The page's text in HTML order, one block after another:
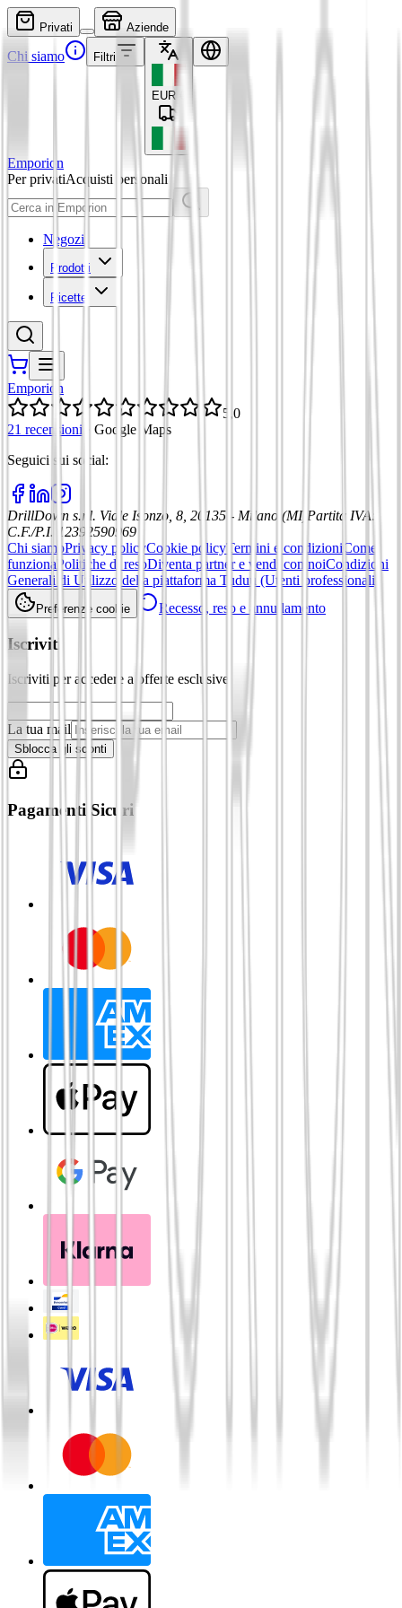
Privati Aziende
Chi siamo Filtri
EUR
Emporion
Per privatiAcquisti personali
Negozi
Prodotti
Ricette
Emporion
5,0
21 recensioni
Google Maps
Seguici sui social:
DrillDown s.r.l. Viale Isonzo, 8, 20135 - Milano (MI) Partita IVA:
C.F./P.I. 12392590969
Chi siamoPrivacy policyCookie policyTermini e condizioni Come
funziona Politiche di resoDiventa partner e vendi con noiCondizioni
Generali di Utilizzo della piattaforma Tuduu (Utenti professionali)
Preferenze cookie Recesso, reso e annullamento
Iscriviti
Iscriviti per accedere a offerte esclusive
La tua mail
Sblocca gli sconti
Pagamenti Sicuri